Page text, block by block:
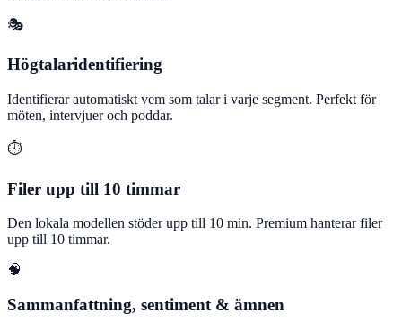
🎭
Högtalaridentifiering
Identifierar automatiskt vem som talar i varje segment. Perfekt för
möten, intervjuer och poddar.
⏱️
Filer upp till 10 timmar
Den lokala modellen stöder upp till 10 min. Premium hanterar filer
upp till 10 timmar.
🧠
Sammanfattning, sentiment & ämnen